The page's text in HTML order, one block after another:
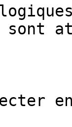
sont